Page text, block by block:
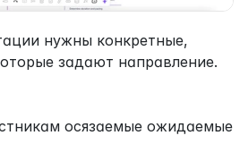
нужны конкретные,
задают направление.
осязаемые ожидаемые